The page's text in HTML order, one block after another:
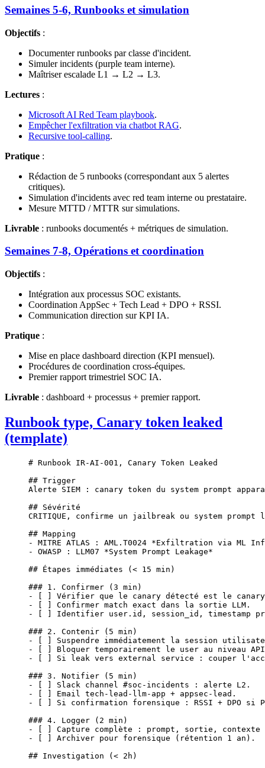
Semaines 5-6, Runbooks et simulation
Objectifs :
Documenter runbooks par classe d'incident.
Simuler incidents (purple team interne).
Maîtriser escalade L1 → L2 → L3.
Lectures :
Microsoft AI Red Team playbook.
Empêcher l'exfiltration via chatbot RAG.
Recursive tool-calling.
Pratique :
Rédaction de 5 runbooks (correspondant aux 5 alertes
critiques).
Simulation d'incidents avec red team interne ou prestataire.
Mesure MTTD / MTTR sur simulations.
Livrable : runbooks documentés + métriques de simulation.
Semaines 7-8, Opérations et coordination
Objectifs :
Intégration aux processus SOC existants.
Coordination AppSec + Tech Lead + DPO + RSSI.
Communication direction sur KPI IA.
Pratique :
Mise en place dashboard direction (KPI mensuel).
Procédures de coordination cross-équipes.
Premier rapport trimestriel SOC IA.
Livrable : dashboard + processus + premier rapport.
Runbook type, Canary token leaked
(template)
# Runbook IR-AI-001, Canary Token Leaked
## Trigger
Alerte SIEM : canary token du system prompt
## Sévérité
CRITIQUE, confirme un jailbreak ou system
## Mapping
-
MITRE ATLAS : AML.T0024 *Exfiltration via ML
-
OWASP : LLM07 *System Prompt Leakage*
## Étapes immédiates (< 15 min)
### 1. Confirmer (3 min)
-
[ ] Vérifier que le canary détecté est le
-
[ ] Confirmer match exact dans la sortie LLM.
-
[ ] Identifier user.id, session_id, timestamp
### 2. Contenir (5 min)
-
[ ] Suspendre immédiatement la session
-
[ ] Bloquer temporairement le user au niveau API
-
[ ] Si leak vers external service : couper
### 3. Notifier (5 min)
-
[ ] Slack channel #soc-incidents : alerte L2.
-
[ ] Email tech-lead-llm-app + appsec-lead.
-
[ ] Si confirmation forensique : RSSI + DPO si
### 4. Logger (2 min)
-
[ ] Capture complète : prompt, sortie, contexte
-
[ ] Archiver pour forensique (rétention 1 an).
## Investigation (< 2h)